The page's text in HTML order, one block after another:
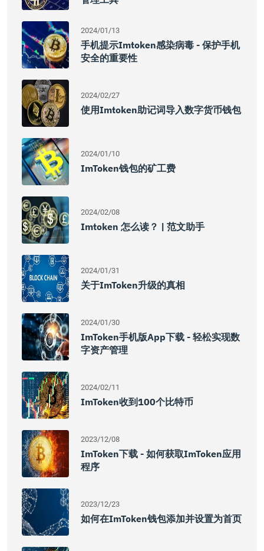
2024/01/13
手机提示imtoken感染病毒 - 保护手机
安全的重要性
2024/02/27
使用imtoken助记词导入数字货币钱包
2024/01/10
ImToken钱包的矿工费
2024/02/08
Imtoken 怎么读？ | 范文助手
2024/01/31
关于imToken升级的真相
2024/01/30
ImToken手机版app下载 - 轻松实现数
字资产管理
2024/02/11
ImToken收到100个比特币
2023/12/08
ImToken下载 - 如何获取imToken应用
程序
2023/12/23
如何在imToken钱包添加并设置为首页